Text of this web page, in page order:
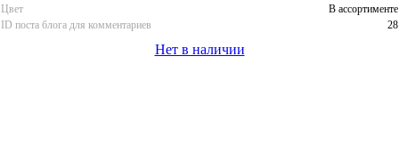
Цвет
В ассортименте
ID поста блога для комментариев
28
Нет в наличии